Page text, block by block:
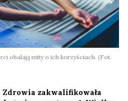
obalają mity o ich korzyściach. (Fot.
zakwalifikowała